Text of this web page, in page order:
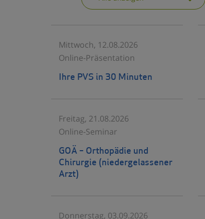
Mittwoch, 12.08.2026
Online-Präsentation
Ihre PVS in 30 Minuten
Freitag, 21.08.2026
Online-Seminar
GOÄ – Orthopädie und
Chirurgie (niedergelassener
Arzt)
Donnerstag, 03.09.2026